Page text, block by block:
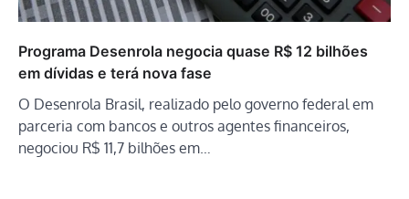
Programa Desenrola negocia quase R$ 12 bilhões
em dívidas e terá nova fase
O Desenrola Brasil, realizado pelo governo federal em
parceria com bancos e outros agentes financeiros,
negociou R$ 11,7 bilhões em…